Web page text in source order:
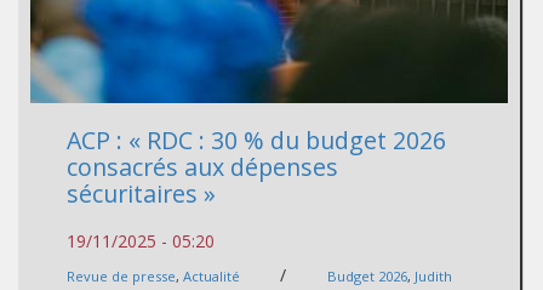
ACP : « RDC : 30 % du budget 2026
consacrés aux dépenses
sécuritaires »
19/11/2025 - 05:20
Revue de presse, Actualité / Budget 2026, Judith